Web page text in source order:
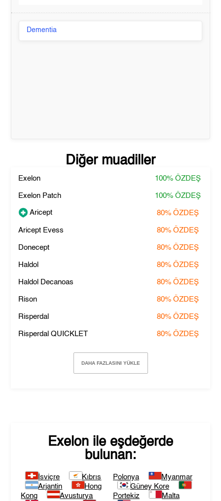
Dementia
Diğer muadiller
Exelon 100% ÖZDEŞ
Exelon Patch 100% ÖZDEŞ
Aricept 80% ÖZDEŞ
Aricept Evess 80% ÖZDEŞ
Donecept 80% ÖZDEŞ
Haldol 80% ÖZDEŞ
Haldol Decanoas 80% ÖZDEŞ
Rison 80% ÖZDEŞ
Risperdal 80% ÖZDEŞ
Risperdal QUICKLET 80% ÖZDEŞ
DAHA FAZLASINI YÜKLE
Exelon ile eşdeğerde
bulunan:
İsviçre
Kıbrıs
Arjantin
Hong
Kong
Avusturya
Polonya
Myanmar
Güney Kore
Portekiz
Malta